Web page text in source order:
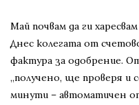
Май почвам да ги
Днес колегата от
фактура за одобрение.
„получено, ще проверя и
минути – автоматичен